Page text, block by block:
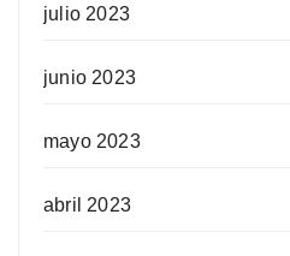
julio 2023
junio 2023
mayo 2023
abril 2023